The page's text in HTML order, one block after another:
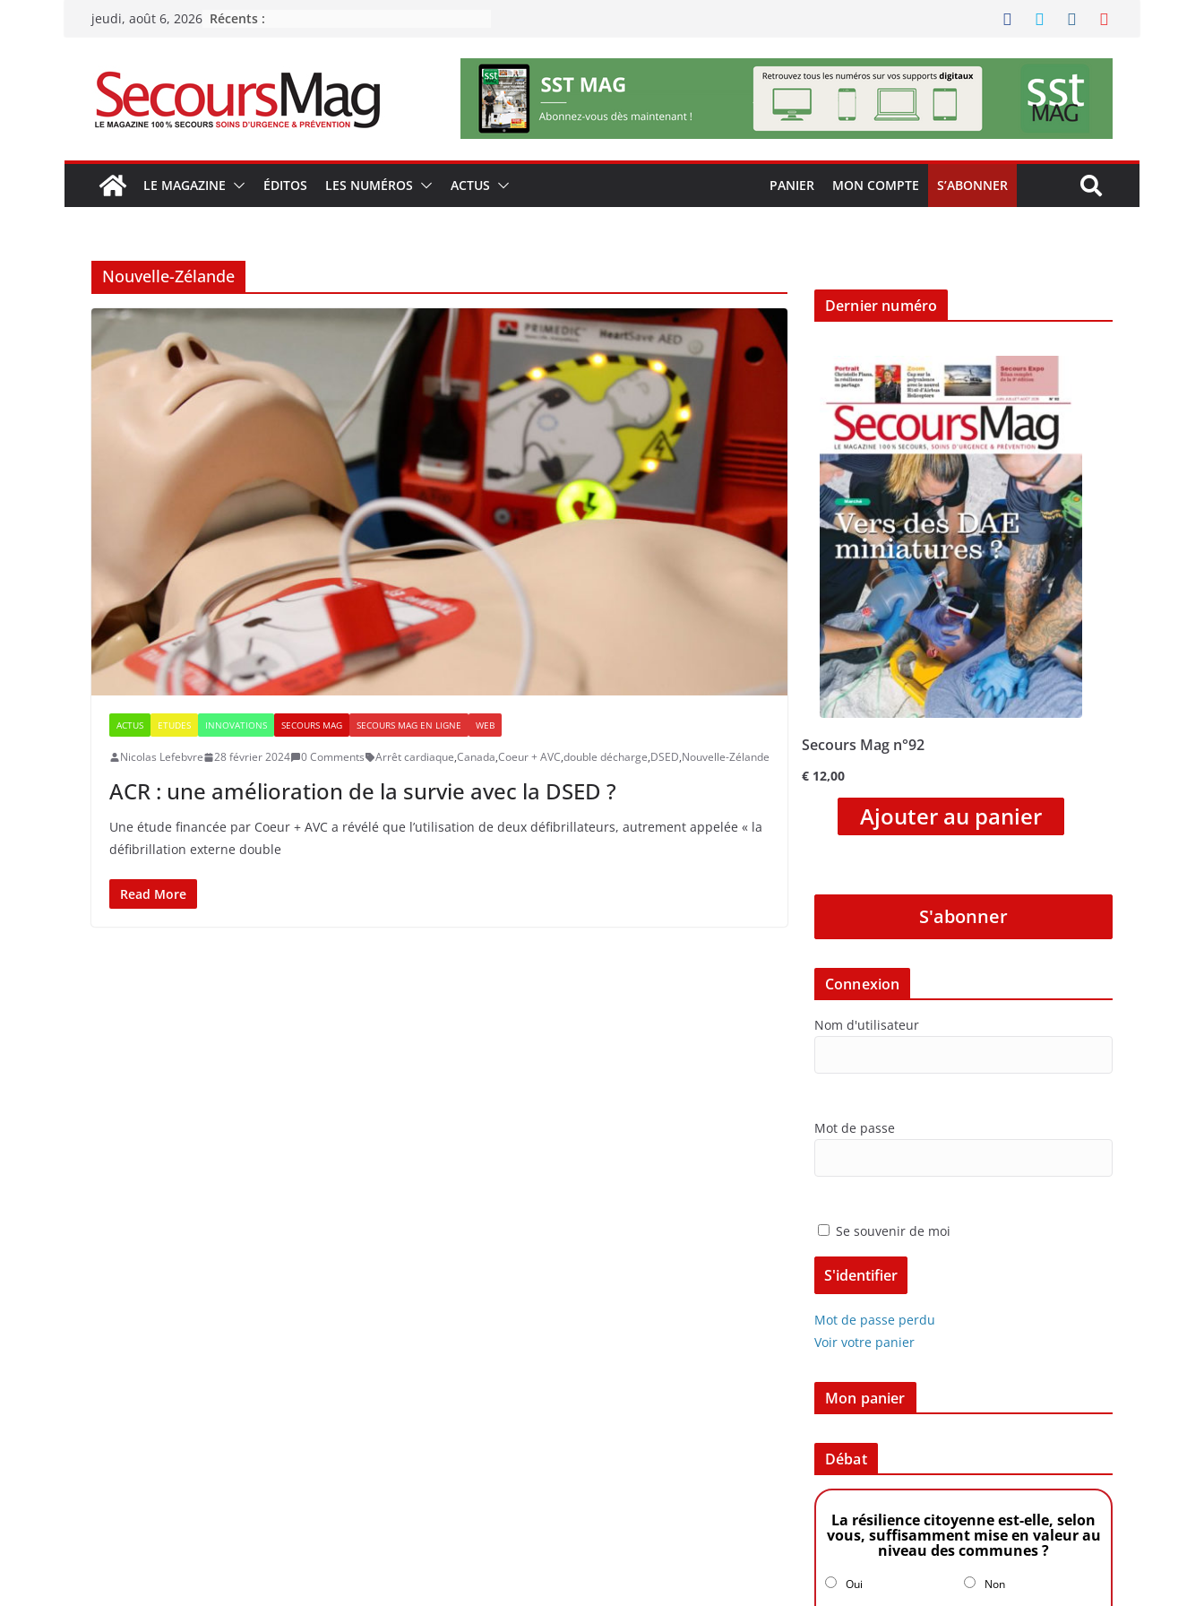
Passerjeudi, août 6, 2026 Récents :
LE MAGAZINE ÉDITOS LES NUMÉROS ACTUS PANIER MON COMPTE S’ABONNER
Nouvelle-Zélande
ACTUS ETUDES INNOVATIONS SECOURS MAG SECOURS MAG EN LIGNE WEB
Nicolas Lefebvre 28 février 2024 0 Comments Arrêt cardiaque,Canada,Coeur + AVC,double décharge,DSED,Nouvelle-Zélande
ACR : une amélioration de la survie avec la DSED ?
Une étude financée par Coeur + AVC a révélé que l’utilisation de deux défibrillateurs, autrement appelée « la
défibrillation externe double
Read More
Dernier numéro
Secours Mag n°92
€ 12,00
Ajouter au panier
S'abonner
Connexion
Nom d'utilisateur
Mot de passe
Se souvenir de moi
Mot de passe perdu
Voir votre panier
Mon panier
Débat
La résilience citoyenne est-elle, selon
vous, suffisamment mise en valeur au
niveau des communes ?
Oui Non